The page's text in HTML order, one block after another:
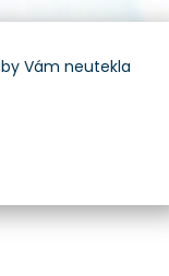
Vám neutekla